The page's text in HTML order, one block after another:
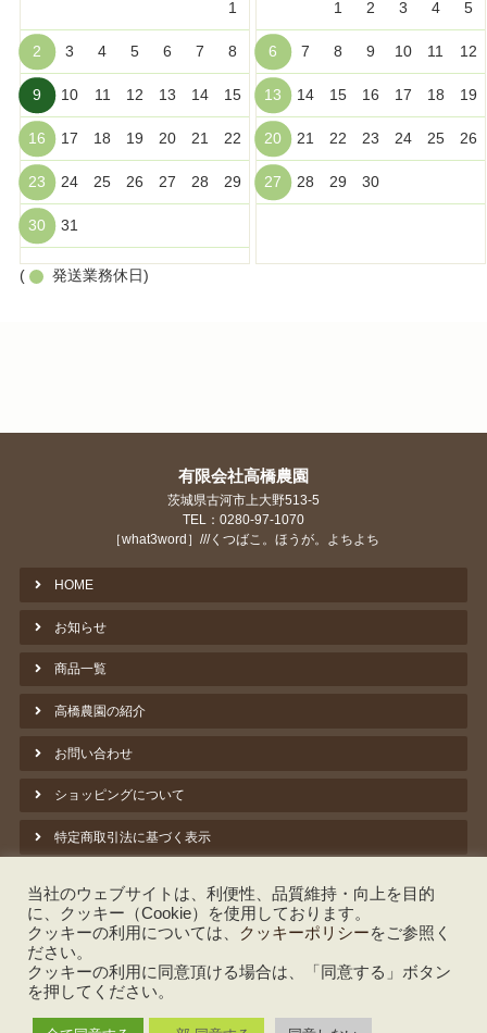
1
2 3 4 5 6 7 8
9 10 11 12 13 14 15
16 17 18 19 20 21 22
23 24 25 26 27 28 29
30 31
1 2 3 4 5
6 7 8 9 10 11 12
13 14 15 16 17 18 19
20 21 22 23 24 25 26
27 28 29 30
( 発送業務休日)
有限会社高橋農園
茨城県古河市上大野513-5
TEL：0280-97-1070
［what3word］///くつばこ。ほうが。よちよち
HOME
お知らせ
商品一覧
高橋農園の紹介
お問い合わせ
ショッピングについて
特定商取引法に基づく表示
クッキーポリシー
脱炭素への取組み ①バイオマス暖房
当社のウェブサイトは、利便性、品質維持・向上を目的
に、クッキー（Cookie）を使用しております。
クッキーの利用については、
クッキーポリシーをご参照く
ださい。
クッキーの利用に同意頂ける場合は、「同意する」ボタン
を押してください。